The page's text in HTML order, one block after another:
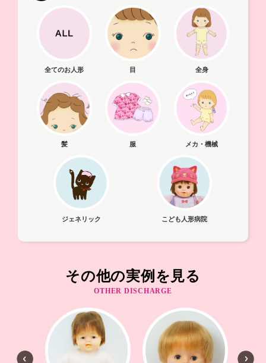
全てのお人形 目 全身
髪 服 メカ・機械
ジェネリック こども人形病院
その他の実例を見る
OTHER DISCHARGE